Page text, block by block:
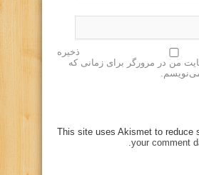
ذخیره
من در مرورگر برای زمانی که
می‌نویسم.
This site uses Akismet to reduce
your comment